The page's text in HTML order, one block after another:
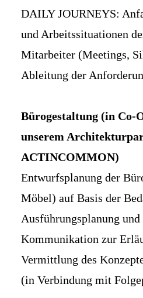
DAILY JOURNEYS:
und Arbeitssituationen
Mitarbeiter (Meetings,
Ableitung der
Bürogestaltung (in Co-
unserem
ACTINCOMMON)
Entwurfsplanung der
Möbel) auf Basis der
Ausführungsplanung
Kommunikation zur
Vermittlung des
(in Verbindung mit